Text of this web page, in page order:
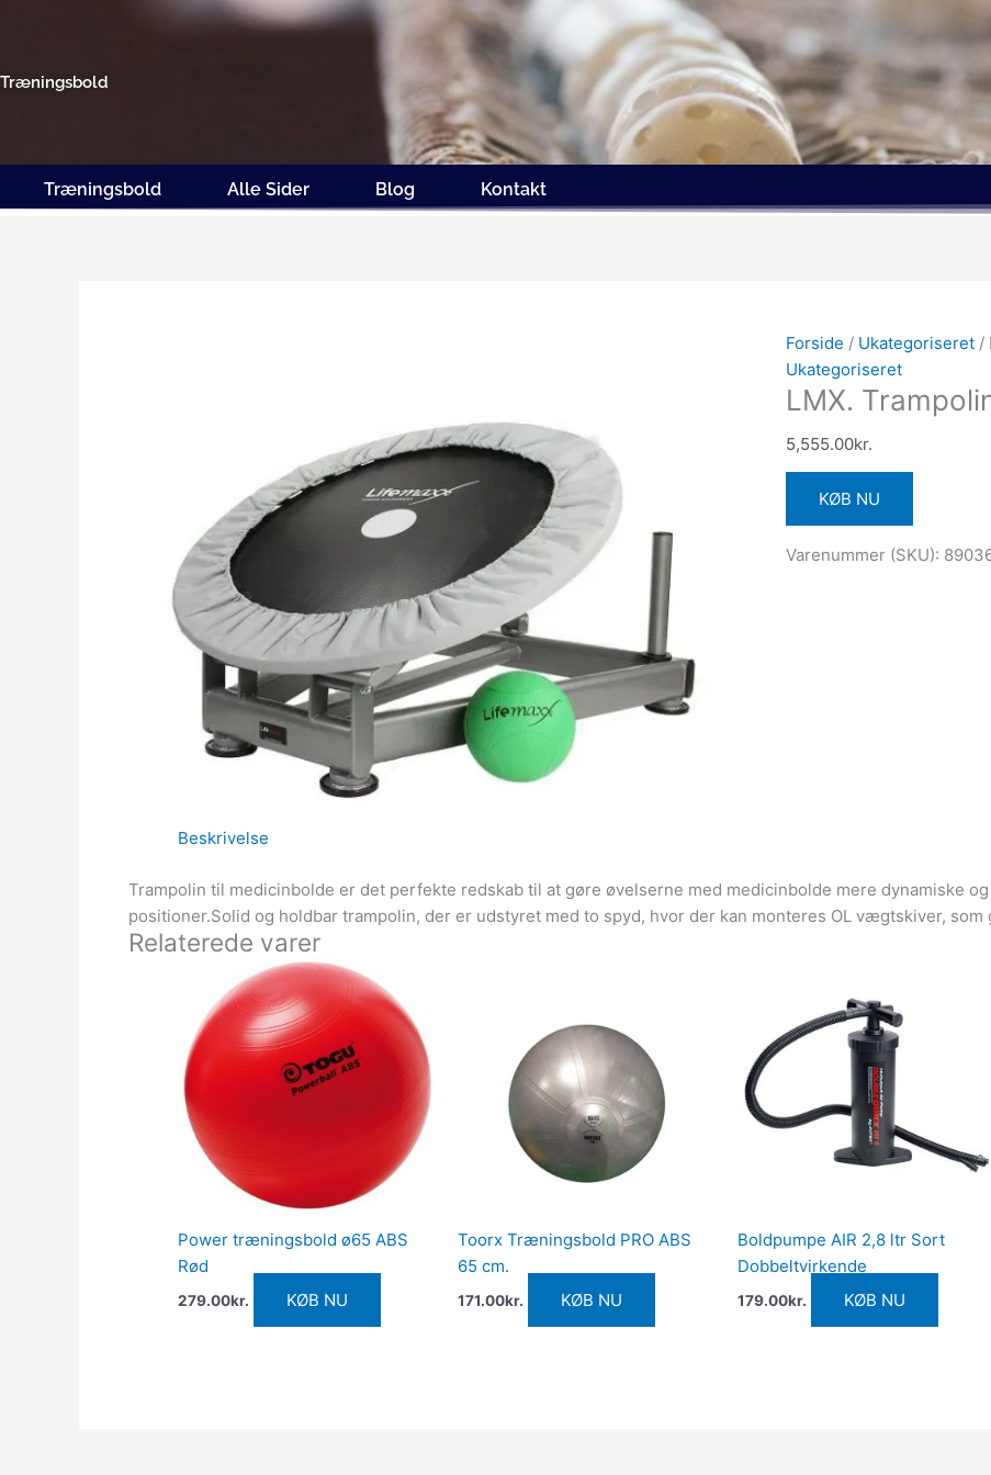
Træningsbold
Træningsbold Alle Sider Blog Kontakt
Forside / Ukategoriseret /
Ukategoriseret
LMX.
5,555.00kr.
KØB NU
Varenummer (SKU):
Beskrivelse
Trampolin til medicinbolde er det perfekte redskab til at gøre øvelserne med medicinbolde mere dynamiske
positioner.Solid og holdbar trampolin, der er udstyret med to spyd, hvor der kan monteres OL vægtskiver, som
Relaterede varer
Power træningsbold ø65 ABS
Rød
279.00kr. KØB NU
Toorx Træningsbold PRO ABS
65 cm.
171.00kr. KØB NU
Boldpumpe AIR 2,8 ltr Sort
Dobbeltvirkende
179.00kr. KØB NU